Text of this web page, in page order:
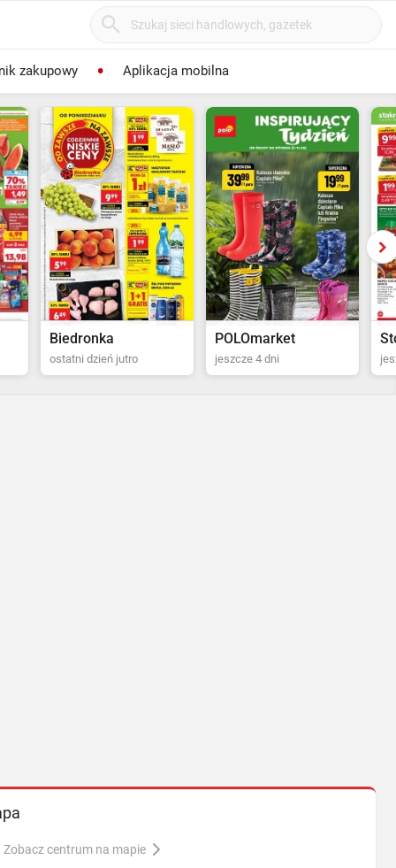
zakupowy Aplikacja mobilna
POLOmarket
jeszcze 4 dni jeszcze 5 dni za
Zobacz centrum na mapie